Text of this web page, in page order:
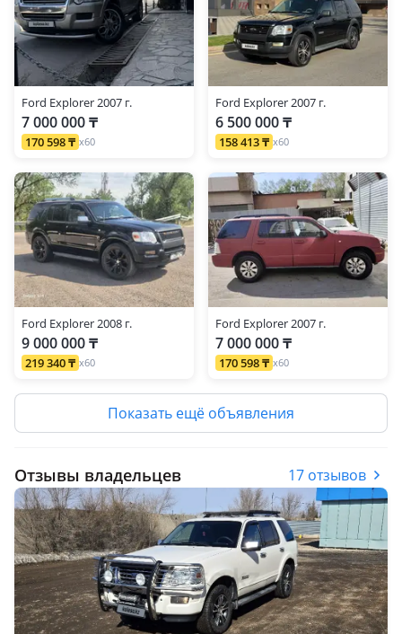
Ford Explorer 2007 г.
7 000 000 ₸
170 598 ₸ x60
Ford Explorer 2007 г.
6 500 000 ₸
158 413 ₸ x60
Ford Explorer 2008 г.
9 000 000 ₸
219 340 ₸ x60
Ford Explorer 2007 г.
7 000 000 ₸
170 598 ₸ x60
Показать ещё объявления
Отзывы владельцев 17 отзывов